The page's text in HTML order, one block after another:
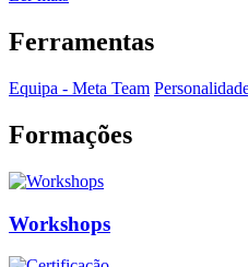
Ferramentas
Equipa - Meta Team
Formações
Workshops